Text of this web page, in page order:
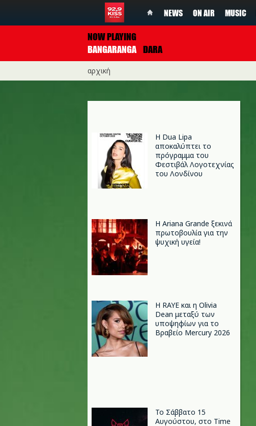
NEWS ON AIR MUSIC
NOW PLAYING
BANGARANGA DARA
αρχική
Η Dua Lipa
αποκαλύπτει το
πρόγραμμα του
Φεστιβάλ Λογοτεχνίας
του Λονδίνου
Η Ariana Grande ξεκινά
πρωτοβουλία για την
ψυχική υγεία!
Η RAYE και η Olivia
Dean μεταξύ των
υποψηφίων για το
Βραβείο Mercury 2026
Το Σάββατο 15
Αυγούστου, στο Time